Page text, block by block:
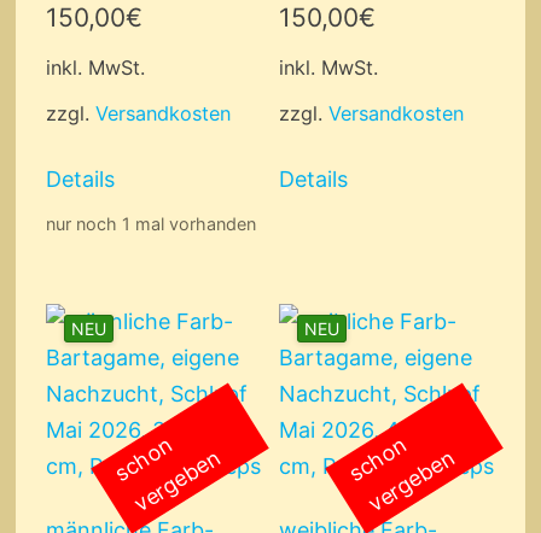
150,00€
inkl. MwSt.
zzgl. Versandkosten
Details
nur noch 1 mal vorhanden
150,00€
inkl. MwSt.
zzgl.Versandkosten
Details
NEU
s
c
h
o
n
v
e
r
g
e
b
e
n
NEU
s
c
h
o
n
v
e
r
g
e
b
e
n